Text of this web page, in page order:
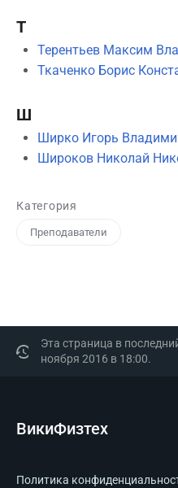
Т
Терентьев Максим
Ткаченко Борис
Ш
Ширко Игорь
Широков Николай
Категория
Преподаватели
Эта страница в
ноября 2016 в 18:00.
ВикиФизтех
Политика